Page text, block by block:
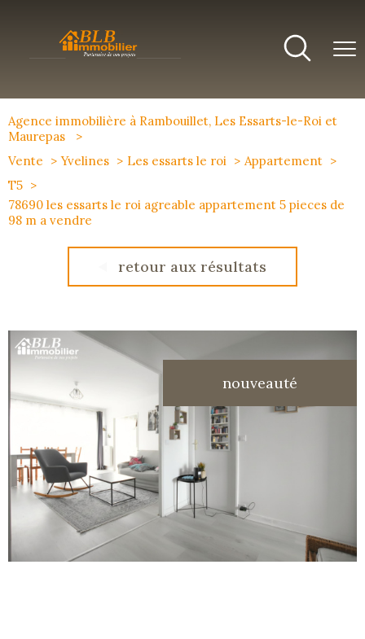
Agence immobilière à Rambouillet, Les Essarts-le-Roi et
Maurepas
Vente
Yvelines Les essarts le roi
Appartement
T5
78690 les essarts le roi agreable appartement 5 pieces de
98 m a vendre
retour aux résultats
nouveauté